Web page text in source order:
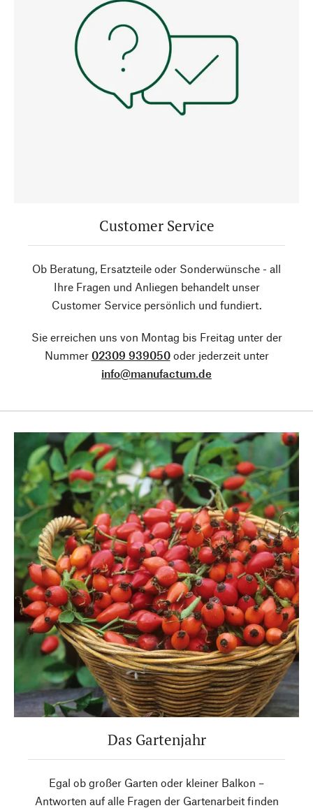
Customer Service
Ob Beratung, Ersatzteile oder Sonderwünsche - all
Ihre Fragen und Anliegen behandelt unser
Customer Service persönlich und fundiert.
Sie erreichen uns von Montag bis Freitag unter der
Nummer 02309 939050oder jederzeit unter
info@manufactum.de
Das Gartenjahr
Egal ob großer Garten oder kleiner Balkon –
Antworten auf alle Fragen der Gartenarbeit finden